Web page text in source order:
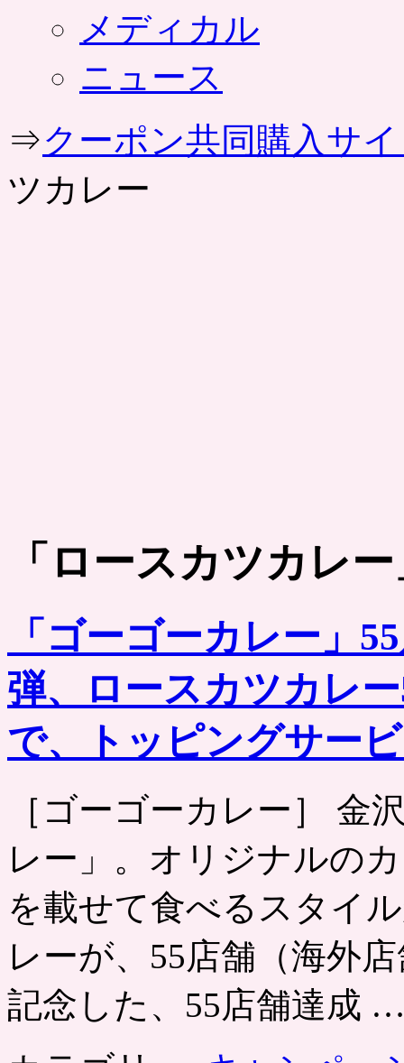
メディカル
ニュース
⇒クーポン共同購入サ
ツカレー
「 ロースカツカレー
「ゴーゴーカレー」
弾、ロースカツカレ
で、トッピングサー
［ゴーゴーカレー］ 金
レー」。オリジナルの
を載せて食べるスタイ
レーが、55店舗（海外
記念した、55店舗達成